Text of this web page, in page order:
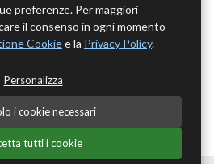
preferenze. Per maggiori
il consenso in ogni momento
Cookiee la Privacy Policy.
Personalizza
i cookie necessari
tutti i cookie